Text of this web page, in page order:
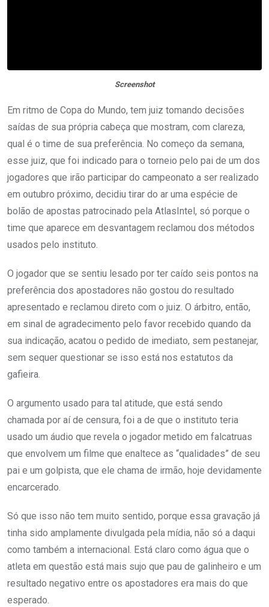
Screenshot
Em ritmo de Copa do Mundo, tem juiz tomando decisões
saídas de sua própria cabeça que mostram, com clareza,
qual é o time de sua preferência. No começo da semana,
esse juiz, que foi indicado para o torneio pelo pai de um dos
jogadores que irão participar do campeonato a ser realizado
em outubro próximo, decidiu tirar do ar uma espécie de
bolão de apostas patrocinado pela AtlasIntel, só porque o
time que aparece em desvantagem reclamou dos métodos
usados pelo instituto.
O jogador que se sentiu lesado por ter caído seis pontos na
preferência dos apostadores não gostou do resultado
apresentado e reclamou direto com o juiz. O árbitro, então,
em sinal de agradecimento pelo favor recebido quando da
sua indicação, acatou o pedido de imediato, sem pestanejar,
sem sequer questionar se isso está nos estatutos da
gafieira.
O argumento usado para tal atitude, que está sendo
chamada por aí de censura, foi a de que o instituto teria
usado um áudio que revela o jogador metido em falcatruas
que envolvem um filme que enaltece as “qualidades” de seu
pai e um golpista, que ele chama de irmão, hoje devidamente
encarcerado.
Só que isso não tem muito sentido, porque essa gravação já
tinha sido amplamente divulgada pela mídia, não só a daqui
como também a internacional. Está claro como água que o
atleta em questão está mais sujo que pau de galinheiro e um
resultado negativo entre os apostadores era mais do que
esperado.